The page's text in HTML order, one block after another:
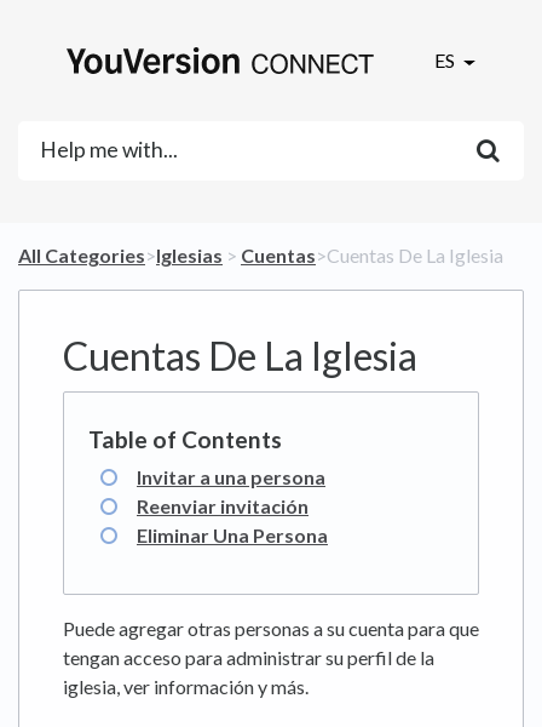
ES
All Categories​>​​Iglesias ​ > ​ ​Cuentas​>​ Cuentas De La Iglesia
Cuentas De La Iglesia
Invitar a una persona
Reenviar invitación
Eliminar Una Persona
Puede agregar otras personas a su cuenta para que
tengan acceso para administrar su perfil de la
iglesia, ver información y más.